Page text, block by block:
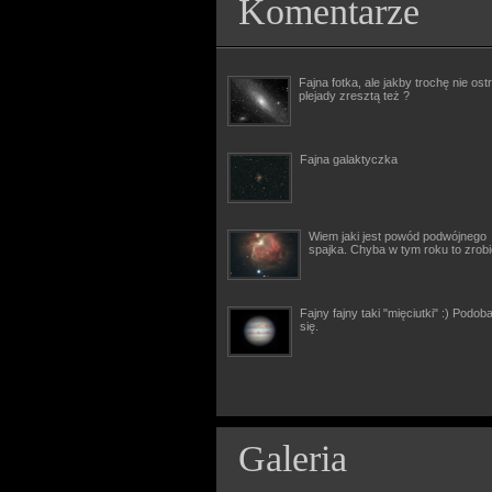
Komentarze
Fajna fotka, ale jakby trochę nie
plejady zresztą też ?
Fajna galaktyczka
Wiem jaki jest powód podwójnego
spajka. Chyba w tym roku to
Fajny fajny taki "mięciutki" :)
się.
Galeria